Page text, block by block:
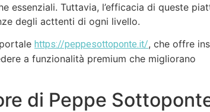
essenziali. Tuttavia, l’efficacia di queste
degli acttenti di ogni livello.
https://peppesottoponte.it/, che offre
a funzionalità premium che migliorano
di Peppe